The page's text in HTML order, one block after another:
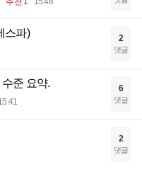
스파) 2
댓글
준 요약. 6
댓글
2
댓글